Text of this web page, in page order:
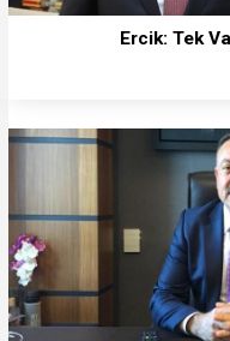
Ercik: Tek